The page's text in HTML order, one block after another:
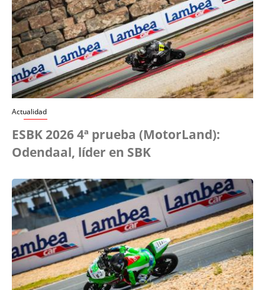
Actualidad
ESBK 2026 4ª prueba (MotorLand):
Odendaal, líder en SBK